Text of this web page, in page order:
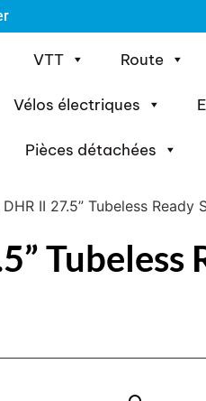
VTT Route
Vélos électriques
Pièces détachées
II 27.5” Tubeless
Tubeless